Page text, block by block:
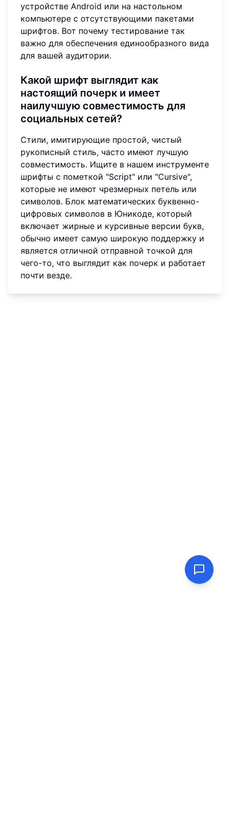
устройстве Android или на настольном
компьютере с отсутствующими пакетами
шрифтов. Вот почему тестирование так
важно для обеспечения единообразного вида
для вашей аудитории.
Какой шрифт выглядит как
настоящий почерк и имеет
наилучшую совместимость для
социальных сетей?
Стили, имитирующие простой, чистый
рукописный стиль, часто имеют лучшую
совместимость. Ищите в нашем инструменте
шрифты с пометкой "Script" или "Cursive",
которые не имеют чрезмерных петель или
символов. Блок математических буквенно-
цифровых символов в Юникоде, который
включает жирные и курсивные версии букв,
обычно имеет самую широкую поддержку и
является отличной отправной точкой для
чего-то, что выглядит как почерк и работает
почти везде.